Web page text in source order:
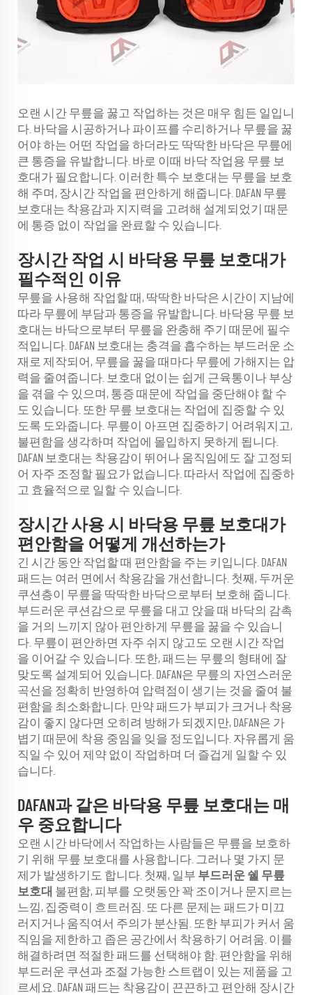
오랜 시간 무릎을 꿇고 작업하는 것은 매우 힘든 일입니
다. 바닥을 시공하거나 파이프를 수리하거나 무릎을 꿇
어야 하는 어떤 작업을 하더라도 딱딱한 바닥은 무릎에
큰 통증을 유발합니다. 바로 이때 바닥 작업용 무릎 보
호대가 필요합니다. 이러한 특수 보호대는 무릎을 보호
해 주며, 장시간 작업을 편안하게 해줍니다. DAFAN 무릎
보호대는 착용감과 지지력을 고려해 설계되었기 때문
에 통증 없이 작업을 완료할 수 있습니다.
장시간 작업 시 바닥용 무릎 보호대가
필수적인 이유
무릎을 사용해 작업할 때, 딱딱한 바닥은 시간이 지남에
따라 무릎에 부담과 통증을 유발합니다. 바닥용 무릎 보
호대는 바닥으로부터 무릎을 완충해 주기 때문에 필수
적입니다. DAFAN 보호대는 충격을 흡수하는 부드러운 소
재로 제작되어, 무릎을 꿇을 때마다 무릎에 가해지는 압
력을 줄여줍니다. 보호대 없이는 쉽게 근육통이나 부상
을 겪을 수 있으며, 통증 때문에 작업을 중단해야 할 수
도 있습니다. 또한 무릎 보호대는 작업에 집중할 수 있
도록 도와줍니다. 무릎이 아프면 집중하기 어려워지고,
불편함을 생각하며 작업에 몰입하지 못하게 됩니다.
DAFAN 보호대는 착용감이 뛰어나 움직임에도 잘 고정되
어 자주 조정할 필요가 없습니다. 따라서 작업에 집중하
고 효율적으로 일할 수 있습니다.
장시간 사용 시 바닥용 무릎 보호대가
편안함을 어떻게 개선하는가
긴 시간 동안 작업할 때 편안함을 주는 키입니다. DAFAN
패드는 여러 면에서 착용감을 개선합니다. 첫째, 두꺼운
쿠션층이 무릎을 딱딱한 바닥으로부터 보호해 줍니다.
부드러운 쿠션감으로 무릎을 대고 앉을 때 바닥의 감촉
을 거의 느끼지 않아 편안하게 무릎을 꿇을 수 있습니
다. 무릎이 편안하면 자주 쉬지 않고도 오랜 시간 작업
을 이어갈 수 있습니다. 또한, 패드는 무릎의 형태에 잘
맞도록 설계되어 있습니다. DAFAN은 무릎의 자연스러운
곡선을 정확히 반영하여 압력점이 생기는 것을 줄여 불
편함을 최소화합니다. 만약 패드가 부피가 크거나 착용
감이 좋지 않다면 오히려 방해가 되겠지만, DAFAN은 가
볍기 때문에 착용 중임을 잊을 정도입니다. 자유롭게 움
직일 수 있어 제약 없이 작업하며 더 즐겁게 일할 수 있
습니다.
DAFAN과 같은 바닥용 무릎 보호대는 매
우 중요합니다
오랜 시간 바닥에서 작업하는 사람들은 무릎을 보호하
기 위해 무릎 보호대를 사용합니다. 그러나 몇 가지 문
제가 발생하기도 합니다. 첫째, 일부 부드러운 쉘 무릎
보호대 불편함, 피부를 오랫동안 꽉 조이거나 문지르는
느낌, 집중력이 흐트러짐. 또 다른 문제는 패드가 미끄
러지거나 움직여서 주의가 분산됨. 또한 부피가 커서 움
직임을 제한하고 좁은 공간에서 착용하기 어려움. 이를
해결하려면 적절한 패드를 선택해야 함. 편안함을 위해
부드러운 쿠션과 조절 가능한 스트랩이 있는 제품을 고
르세요. DAFAN 패드는 착용감이 끈끈하고 편안해 장시간